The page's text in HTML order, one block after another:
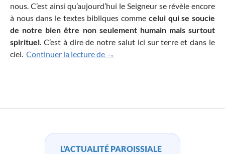
nous. C’est ainsi qu’aujourd’hui le Seigneur se révèle encore
à nous dans le textes bibliques comme celui qui se soucie
de notre bien être non seulement humain mais surtout
spirituel . C’est à dire de notre salut ici sur terre et dans le
ciel. Continuer la lecture de Moi, je suis le pain vivant, qui est
→
L'ACTUALITÉ PAROISSIALE